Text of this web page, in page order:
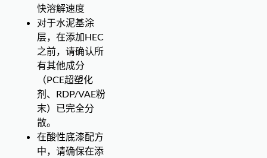
快溶解速度
对于水泥基涂
层，在添加HEC
之前，请确认所
有其他成分
（PCE超塑化
剂、RDP/VAE粉
末）已完全分
散。
在酸性底漆配方
中，请确保在添